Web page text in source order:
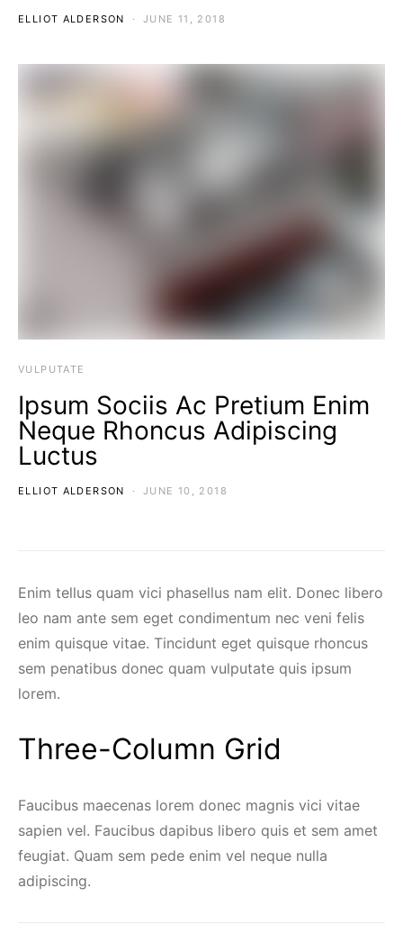
ELLIOT ALDERSON JUNE 11, 2018
VULPUTATE
Ipsum Sociis Ac Pretium Enim
Neque Rhoncus Adipiscing
Luctus
ELLIOT ALDERSON JUNE 10, 2018
Enim tellus quam vici phasellus nam elit. Donec libero
leo nam ante sem eget condimentum nec veni felis
enim quisque vitae. Tincidunt eget quisque rhoncus
sem penatibus donec quam vulputate quis ipsum
lorem.
Three-Column Grid
Faucibus maecenas lorem donec magnis vici vitae
sapien vel. Faucibus dapibus libero quis et sem amet
feugiat. Quam sem pede enim vel neque nulla
adipiscing.